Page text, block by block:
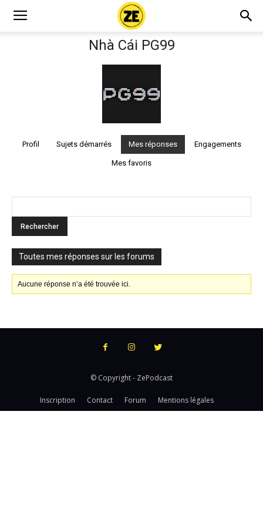
Nhà Cái PG99
Profil Sujets démarrés Mes réponses Engagements
Mes favoris
Toutes mes réponses sur les forums
Aucune réponse n’a été trouvée ici.
© Copyright - ZePodcast
Inscription Contact Forum Mentions légales